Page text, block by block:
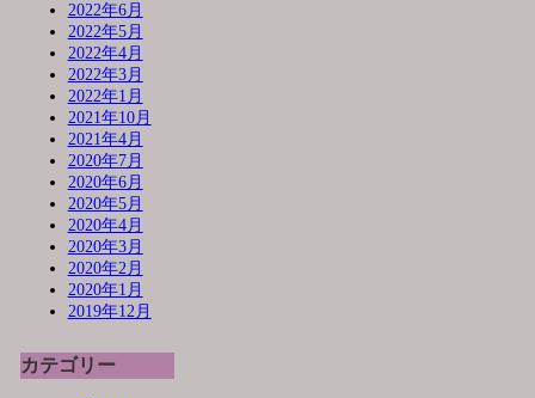
2022年6月
2022年5月
2022年4月
2022年3月
2022年1月
2021年10月
2021年4月
2020年7月
2020年6月
2020年5月
2020年4月
2020年3月
2020年2月
2020年1月
2019年12月
カテゴリー